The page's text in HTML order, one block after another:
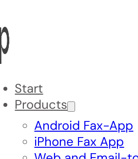
Start
Products
Android Fax-App
iPhone Fax App